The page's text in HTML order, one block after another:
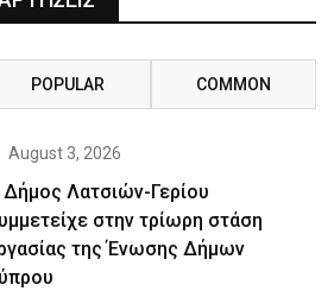
POPULAR COMMON
August 3, 2026
Λατσιών-Γερίου
στην τρίωρη στάση
της Ένωσης Δήμων